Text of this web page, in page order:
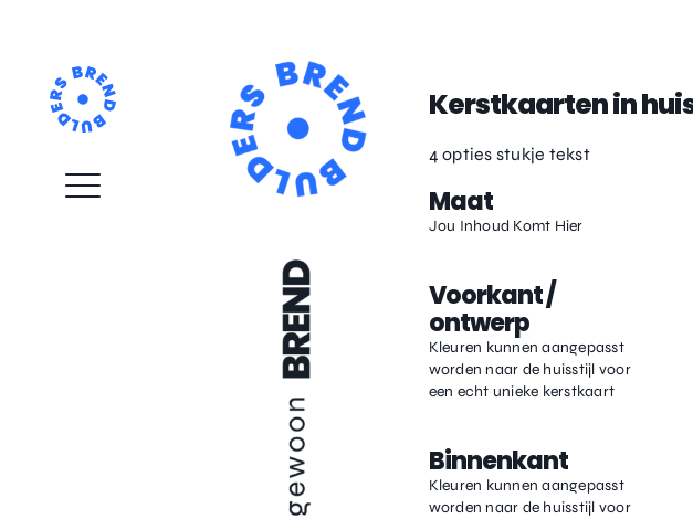
Kerstkaarten in
4 opties stukje tekst
Maat
Jou Inhoud Komt Hier
Voorkant /
ontwerp
Kleuren kunnen aangepasst
worden naar de huisstijl voor
een echt unieke kerstkaart
Binnenkant
Kleuren kunnen aangepasst
worden naar de huisstijl voor